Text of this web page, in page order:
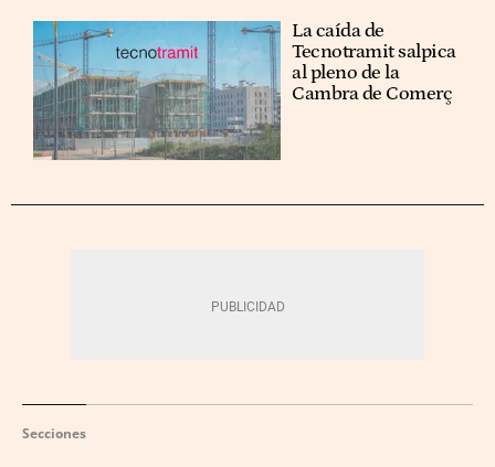
La caída de
Tecnotramit salpica
al pleno de la
Cambra de Comerç
Secciones